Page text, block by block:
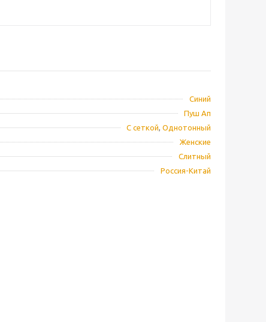
Синий
Пуш Ап
С сеткой, Однотонный
Женские
Слитный
Россия-Китай